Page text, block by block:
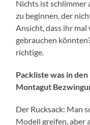
Nichts ist schlimmer
zu beginnen, der
Ansicht, dass ihr
gebrauchen
richtige.
Packliste was in
Montagut
Der Rucksack: Man
Modell greifen, aber